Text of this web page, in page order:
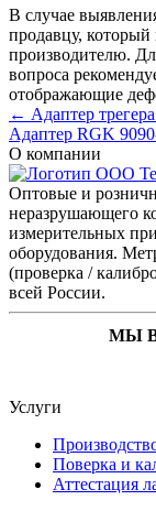
В случае
продавцу,
производителю.
вопроса
отображающие
← Адаптер
Адаптер RGK
О компании
Оптовые и
неразрушающего
измерительных
оборудования.
(проверка /
всей России.
МЫ
Услуги
Поверка и
Аттестация